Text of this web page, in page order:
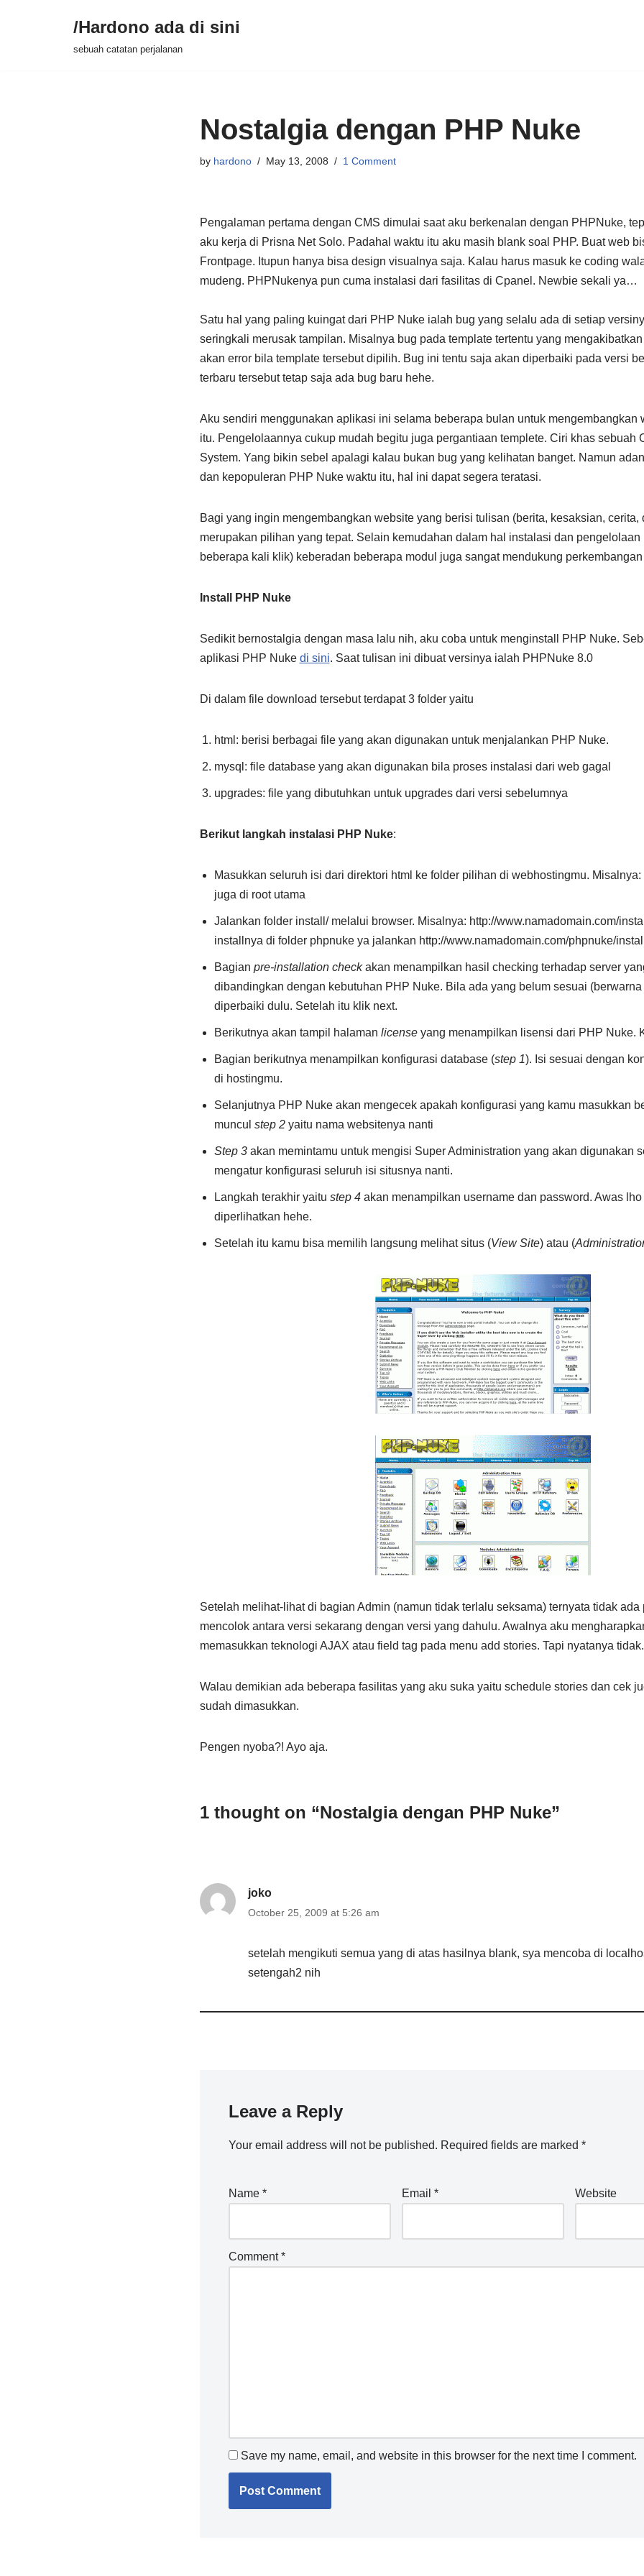
/Hardono ada di sini
sebuah catatan perjalanan
Nostalgia dengan PHP Nuke
by hardono May 13, 2008 1 Comment
Pengalaman pertama dengan CMS dimulai saat aku berkenalan dengan PHPNuke,
aku kerja di Prisna Net Solo. Padahal waktu itu aku masih blank soal PHP. Buat web
Frontpage. Itupun hanya bisa design visualnya saja. Kalau harus masuk ke coding
mudeng. PHPNukenya pun cuma instalasi dari fasilitas di Cpanel. Newbie sekali ya…
Satu hal yang paling kuingat dari PHP Nuke ialah bug yang selalu ada di setiap
seringkali merusak tampilan. Misalnya bug pada template tertentu yang
akan error bila template tersebut dipilih. Bug ini tentu saja akan diperbaiki pada versi
terbaru tersebut tetap saja ada bug baru hehe.
Aku sendiri menggunakan aplikasi ini selama beberapa bulan untuk mengembangkan
itu. Pengelolaannya cukup mudah begitu juga pergantiaan templete. Ciri khas sebuah
System. Yang bikin sebel apalagi kalau bukan bug yang kelihatan banget. Namun
dan kepopuleran PHP Nuke waktu itu, hal ini dapat segera teratasi.
Bagi yang ingin mengembangkan website yang berisi tulisan (berita, kesaksian, cerita,
merupakan pilihan yang tepat. Selain kemudahan dalam hal instalasi dan pengelolaan
beberapa kali klik) keberadan beberapa modul juga sangat mendukung
Install PHP Nuke
Sedikit bernostalgia dengan masa lalu nih, aku coba untuk menginstall PHP Nuke.
aplikasi PHP Nuke di sini. Saat tulisan ini dibuat versinya ialah PHPNuke 8.0
Di dalam file download tersebut terdapat 3 folder yaitu
html: berisi berbagai file yang akan digunakan untuk menjalankan PHP Nuke.
mysql: file database yang akan digunakan bila proses instalasi dari web gagal
upgrades: file yang dibutuhkan untuk upgrades dari versi sebelumnya
Berikut langkah instalasi PHP Nuke:
Masukkan seluruh isi dari direktori html ke folder pilihan di webhostingmu.
juga di root utama
Jalankan folder install/ melalui browser. Misalnya: http://www.namadomain.com/
installnya di folder phpnuke ya jalankan http://www.namadomain.com/phpnuke/
Bagian pre-installation checkakan menampilkan hasil checking terhadap server
dibandingkan dengan kebutuhan PHP Nuke. Bila ada yang belum sesuai
diperbaiki dulu. Setelah itu klik next.
Berikutnya akan tampil halaman licenseyang menampilkan lisensi dari PHP Nuke.
Bagian berikutnya menampilkan konfigurasi database (step 1). Isi sesuai dengan
di hostingmu.
Selanjutnya PHP Nuke akan mengecek apakah konfigurasi yang kamu masukkan
muncul step 2yaitu nama websitenya nanti
Step 3akan memintamu untuk mengisi Super Administration yang akan digunakan
mengatur konfigurasi seluruh isi situsnya nanti.
Langkah terakhir yaitu step 4akan menampilkan username dan password. Awas
diperlihatkan hehe.
Setelah itu kamu bisa memilih langsung melihat situs (View Site) atau (
Setelah melihat-lihat di bagian Admin (namun tidak terlalu seksama) ternyata tidak
mencolok antara versi sekarang dengan versi yang dahulu. Awalnya aku
memasukkan teknologi AJAX atau field tag pada menu add stories. Tapi nyatanya tidak.
Walau demikian ada beberapa fasilitas yang aku suka yaitu schedule stories dan cek
sudah dimasukkan.
Pengen nyoba?! Ayo aja.
1 thought on “Nostalgia dengan PHP Nuke”
joko
October 25, 2009 at 5:26 am
setelah mengikuti semua yang di atas hasilnya blank, sya mencoba di
setengah2 nih
Leave a Reply
Your email address will not be published. Required fields are marked *
Name * Email * Website
Comment*
Save my name, email, and website in this browser for the next time I comment.